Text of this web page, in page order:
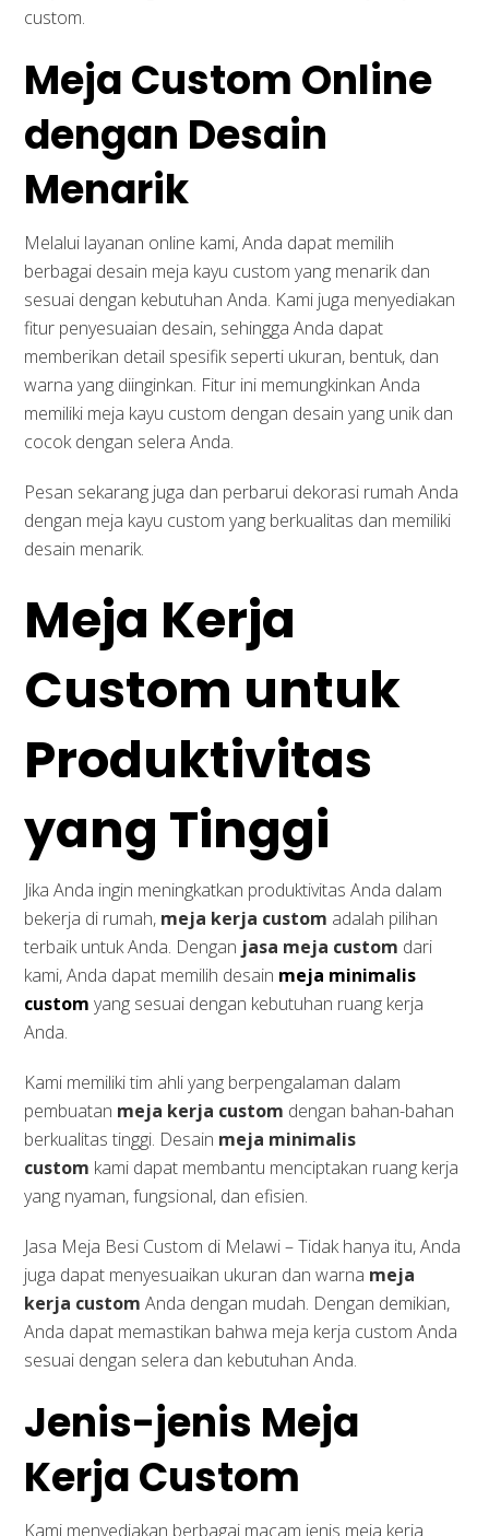
custom.
Meja Custom Online
dengan Desain
Menarik
Melalui layanan online kami, Anda dapat memilih
berbagai desain meja kayu custom yang menarik dan
sesuai dengan kebutuhan Anda. Kami juga menyediakan
fitur penyesuaian desain, sehingga Anda dapat
memberikan detail spesifik seperti ukuran, bentuk, dan
warna yang diinginkan. Fitur ini memungkinkan Anda
memiliki meja kayu custom dengan desain yang unik dan
cocok dengan selera Anda.
Pesan sekarang juga dan perbarui dekorasi rumah Anda
dengan meja kayu custom yang berkualitas dan memiliki
desain menarik.
Meja Kerja
Custom untuk
Produktivitas
yang Tinggi
Jika Anda ingin meningkatkan produktivitas Anda dalam
bekerja di rumah, meja kerja custom adalah pilihan
terbaik untuk Anda. Dengan jasa meja custom dari
kami, Anda dapat memilih desain meja minimalis
custom yang sesuai dengan kebutuhan ruang kerja
Anda.
Kami memiliki tim ahli yang berpengalaman dalam
pembuatan meja kerja custom dengan bahan-bahan
berkualitas tinggi. Desain meja minimalis
custom kami dapat membantu menciptakan ruang kerja
yang nyaman, fungsional, dan efisien.
Jasa Meja Besi Custom di Melawi – Tidak hanya itu, Anda
juga dapat menyesuaikan ukuran dan warna meja
kerja custom Anda dengan mudah. Dengan demikian,
Anda dapat memastikan bahwa meja kerja custom Anda
sesuai dengan selera dan kebutuhan Anda.
Jenis-jenis Meja
Kerja Custom
Kami menyediakan berbagai macam jenis meja kerja